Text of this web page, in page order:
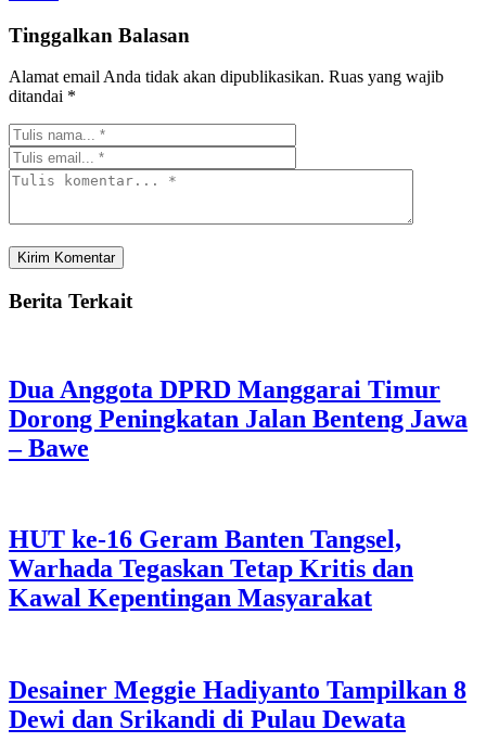
Tinggalkan Balasan
Alamat email Anda tidak akan dipublikasikan. Ruas yang wajib
ditandai *
Berita Terkait
Dua Anggota DPRD Manggarai Timur
Dorong Peningkatan Jalan Benteng Jawa
– Bawe
HUT ke-16 Geram Banten Tangsel,
Warhada Tegaskan Tetap Kritis dan
Kawal Kepentingan Masyarakat
Desainer Meggie Hadiyanto Tampilkan 8
Dewi dan Srikandi di Pulau Dewata